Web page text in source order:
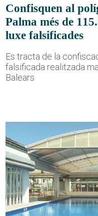
Confisquen al
Palma més de
luxe falsificades
Es tracta de la
falsificada realitzada
Balears